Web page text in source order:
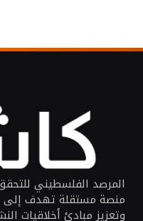
المرصد الفلسطيني
منصة مستقلة تهدف إلى
وتعزيز مبادئ أخلاقيات